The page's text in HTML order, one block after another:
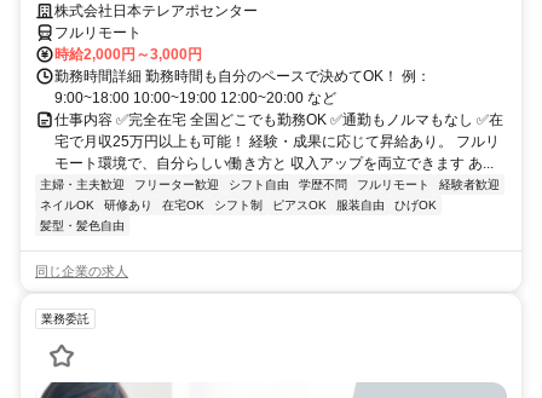
株式会社日本テレアポセンター
フルリモート
時給2,000円～3,000円
勤務時間詳細 勤務時間も自分のペースで決めてOK！ 例：
9:00~18:00 10:00~19:00 12:00~20:00 など
仕事内容 ✅完全在宅 全国どこでも勤務OK ✅通勤もノルマもなし ✅在
宅で月収25万円以上も可能！ 経験・成果に応じて昇給あり。 フルリ
モート環境で、自分らしい働き方と 収入アップを両立できます あ...
主婦・主夫歓迎 フリーター歓迎 シフト自由 学歴不問 フルリモート
経験者歓迎
ネイルOK
研修あり 在宅OK シフト制 ピアスOK 服装自由
ひげOK
髪型・髪色自由
同じ企業の求人
業務委託